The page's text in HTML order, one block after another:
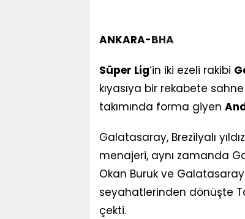
ANKARA-BHA
Süper Lig‘in iki ezeli rakibi
kıyasıya bir rekabete sahne
takımında forma giyen
Galatasaray, Brezilyalı
menajeri, aynı zamanda
Okan Buruk ve
seyahatlerinden dönüşte
çekti.